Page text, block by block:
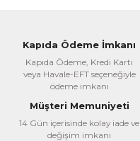
Akdem Yayınları
Miftahu’l Arabiyye Set 9 Kitap
%22
5.850,00 TL
4.563,00 TL
Kapıda Ödeme İmkanı
Kapıda Ödeme, Kredi Kartı
veya Havale-EFT seçeneğiyle
ödeme imkanı
Müşteri Memuniyeti
14 Gün içerisinde kolay iade ve
değişim imkanı